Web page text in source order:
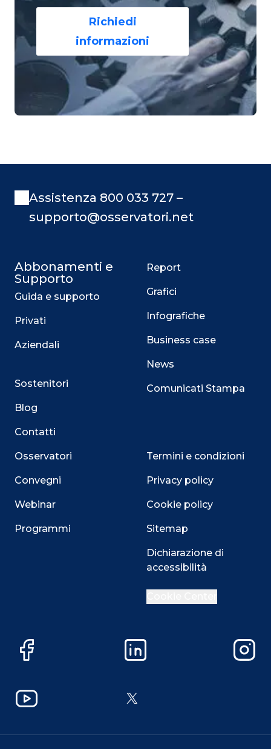
Richiedi
informazioni
Assistenza 800 033 727 –
supporto@osservatori.net
Abbonamenti e
Supporto
Guida e supporto
Privati
Aziendali
Sostenitori
Blog
Contatti
Osservatori
Convegni
Webinar
Programmi
Report
Grafici
Infografiche
Business case
News
Comunicati Stampa
Termini e condizioni
Privacy policy
Cookie policy
Sitemap
Dichiarazione di
accessibilità
Facebook LinkedIn
YouTube X